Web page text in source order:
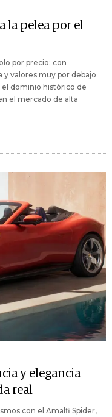
la pelea por el
por precio: con
valores muy por debajo
el dominio histórico de
el mercado de alta
y elegancia
real
con el Amalfi Spider,